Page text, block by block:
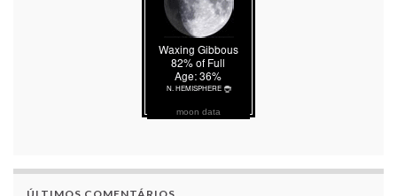
moon data